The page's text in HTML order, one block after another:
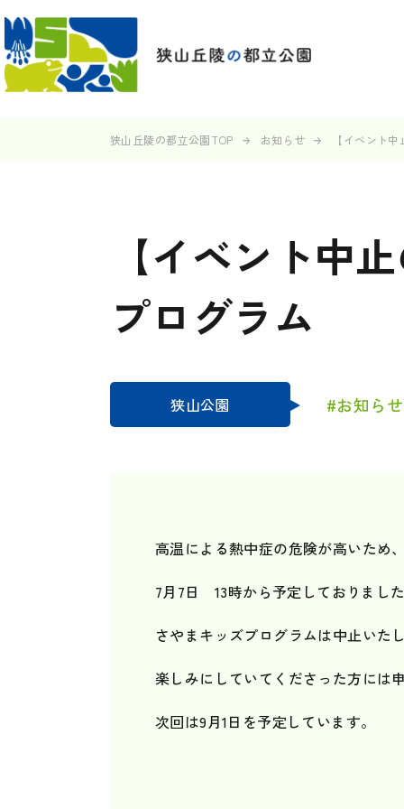
狭山丘陵の都立公園TOP お知らせ 【イベント
【イベント中
プログラム
狭山公園 #お知らせ
高温による熱中症の危険が高いため
7月7日 13時から予定しておりまし
さやまキッズプログラムは中止いた
楽しみにしていてくださった方には
次回は9月1日を予定しています。